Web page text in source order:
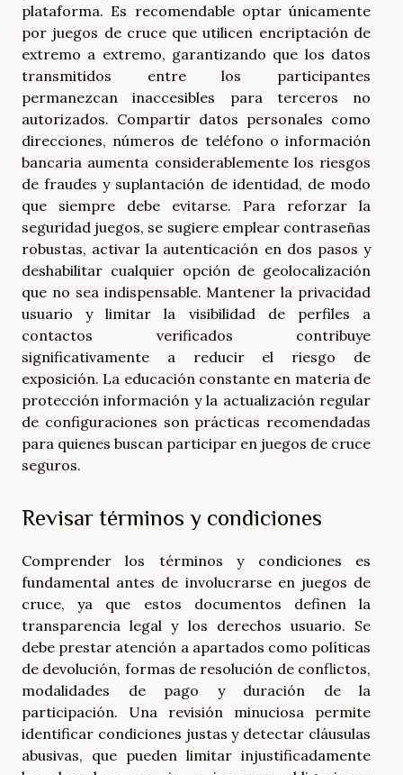
plataforma. Es recomendable optar únicamente
por juegos de cruce que utilicen encriptación de
extremo a extremo, garantizando que los datos
transmitidos entre los participantes
permanezcan inaccesibles para terceros no
autorizados. Compartir datos personales como
direcciones, números de teléfono o información
bancaria aumenta considerablemente los riesgos
de fraudes y suplantación de identidad, de modo
que siempre debe evitarse. Para reforzar la
seguridad juegos, se sugiere emplear contraseñas
robustas, activar la autenticación en dos pasos y
deshabilitar cualquier opción de geolocalización
que no sea indispensable. Mantener la privacidad
usuario y limitar la visibilidad de perfiles a
contactos verificados contribuye
significativamente a reducir el riesgo de
exposición. La educación constante en materia de
protección información y la actualización regular
de configuraciones son prácticas recomendadas
para quienes buscan participar en juegos de cruce
seguros.
Revisar términos y condiciones
Comprender los términos y condiciones es
fundamental antes de involucrarse en juegos de
cruce, ya que estos documentos definen la
transparencia legal y los derechos usuario. Se
debe prestar atención a apartados como políticas
de devolución, formas de resolución de conflictos,
modalidades de pago y duración de la
participación. Una revisión minuciosa permite
identificar condiciones justas y detectar cláusulas
abusivas, que pueden limitar injustificadamente